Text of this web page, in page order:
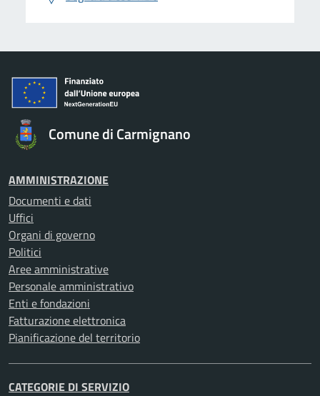
Comune di Carmignano
AMMINISTRAZIONE
Documenti e dati
Uffici
Organi di governo
Politici
Aree amministrative
Personale amministrativo
Enti e fondazioni
Fatturazione elettronica
Pianificazione del territorio
CATEGORIE DI SERVIZIO